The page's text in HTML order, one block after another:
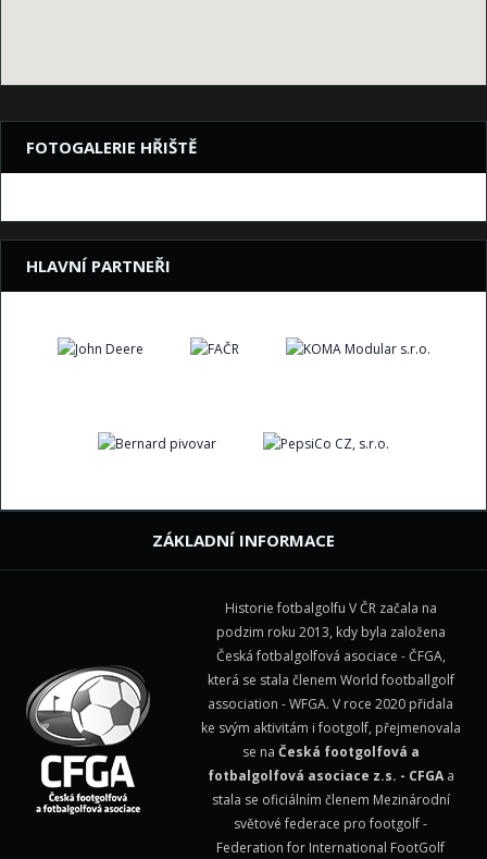
FOTOGALERIE HŘIŠTĚ
HLAVNÍ PARTNEŘI
ZÁKLADNÍ INFORMACE
Historie fotbalgolfu V ČR začala na
podzim roku 2013, kdy byla založena
Česká fotbalgolfová asociace - ČFGA,
která se stala členem World footballgolf
association - WFGA. V roce 2020 přidala
ke svým aktivitám i footgolf, přejmenovala
se na Česká footgolfová a
fotbalgolfová asociace z.s. - CFGAa
stala se oficiálním členem Mezinárodní
světové federace pro footgolf -
Federation for International FootGolf